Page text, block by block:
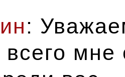
:
мне